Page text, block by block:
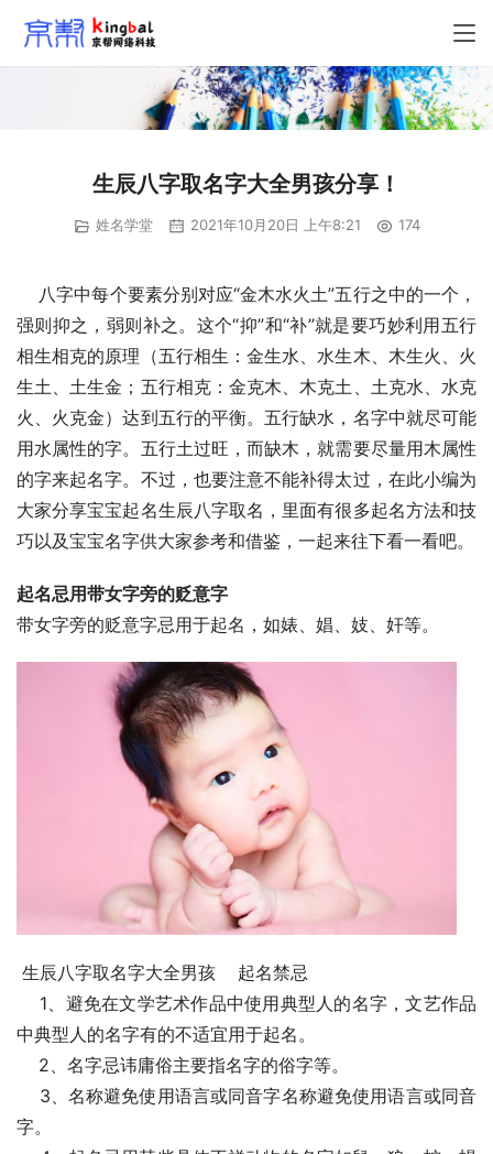
生辰八字取名字大全男孩分享！
姓名学堂 2021年10月20日 上午8:21 174
强则抑之，弱则补之。这个“抑”和“补”就是要巧妙利用五行
相生相克的原理（五行相生：金生水、水生木、木生火、火
生土、土生金；五行相克：金克木、木克土、土克水、水克
火、火克金）达到五行的平衡。五行缺水，名字中就尽可能
用水属性的字。五行土过旺，而缺木，就需要尽量用木属性
的字来起名字。不过，也要注意不能补得太过，在此小编为
大家分享宝宝起名生辰八字取名，里面有很多起名方法和技
巧以及宝宝名字供大家参考和借鉴，一起来往下看一看吧。
起名忌用带女字旁的贬意字
带女字旁的贬意字忌用于起名，如婊、娼、妓、奸等。
生辰八字取名字大全男孩    起名禁忌
中典型人的名字有的不适宜用于起名。
    2、名字忌讳庸俗主要指名字的俗字等。
字。